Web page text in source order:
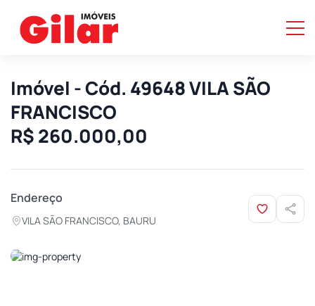
Imóvel - Cód. 49648 VILA SÃO
FRANCISCO
R$ 260.000,00
Endereço
VILA SÃO FRANCISCO, BAURU